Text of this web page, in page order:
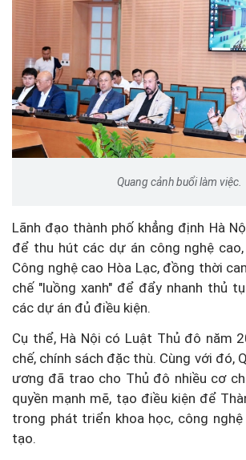
Quang cảnh buổi làm việc.
Lãnh đạo thành phố khẳng định Hà
để thu hút các dự án công nghệ
Công nghệ cao Hòa Lạc, đồng thời
chế "luồng xanh" để đẩy nhanh thủ
các dự án đủ điều kiện.
Cụ thể, Hà Nội có Luật Thủ đô năm
chế, chính sách đặc thù. Cùng với đó,
ương đã trao cho Thủ đô nhiều cơ
quyền mạnh mẽ, tạo điều kiện để
trong phát triển khoa học, công
tạo.